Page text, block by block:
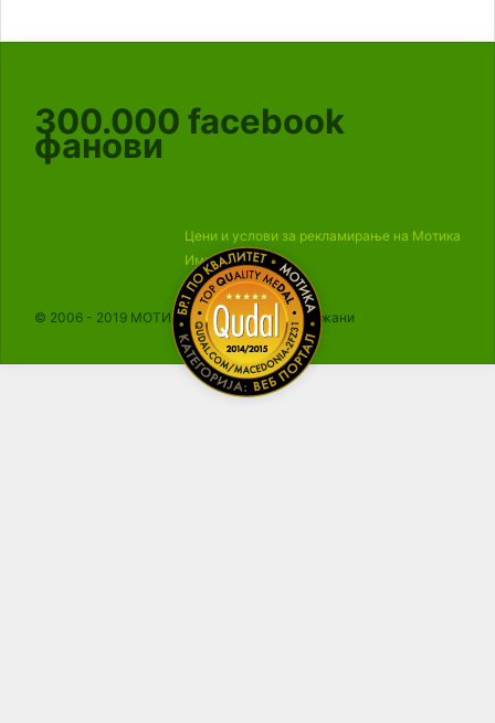
300.000 facebook
фанови
Цени и услови за рекламирање на Мотика
Импресум
© 2006 - 2019 МОТИКА, Сите права се задржани